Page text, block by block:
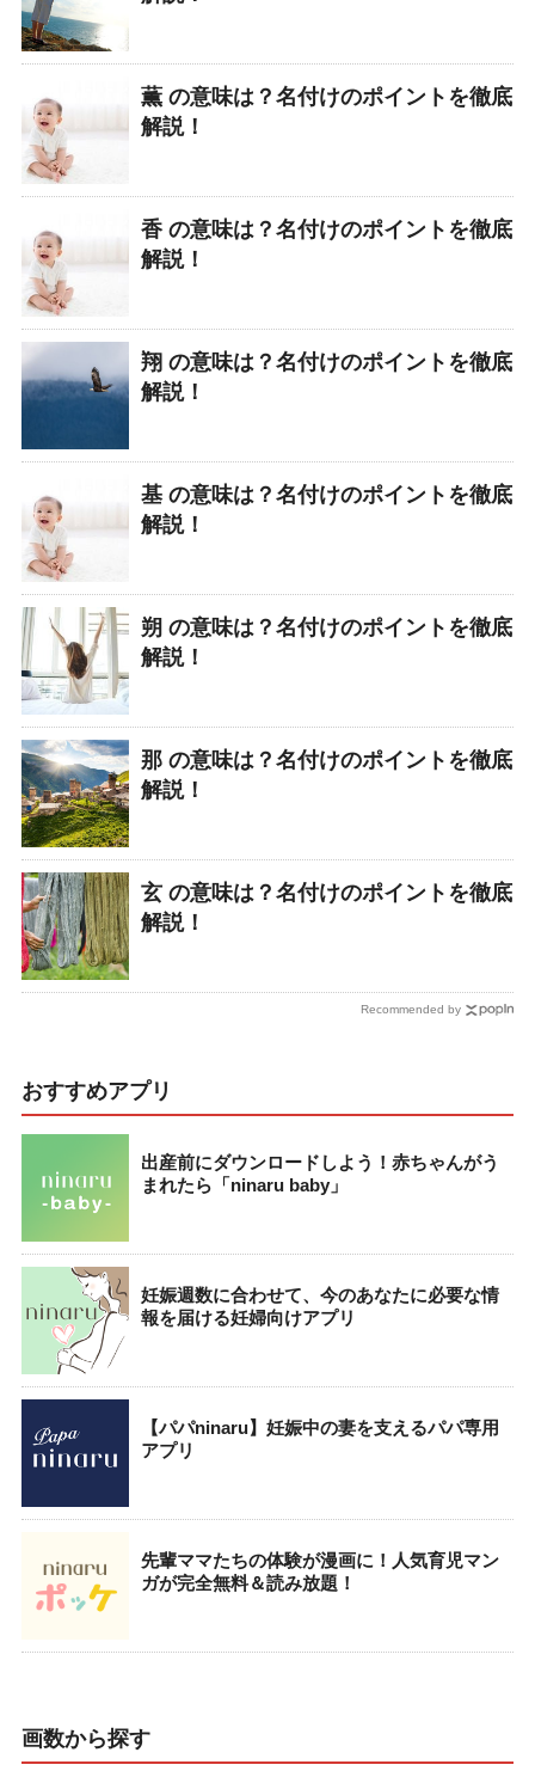
薫 の意味は？名付けのポイントを徹底
解説！
香 の意味は？名付けのポイントを徹底
解説！
翔 の意味は？名付けのポイントを徹底
解説！
基 の意味は？名付けのポイントを徹底
解説！
朔 の意味は？名付けのポイントを徹底
解説！
那 の意味は？名付けのポイントを徹底
解説！
玄 の意味は？名付けのポイントを徹底
解説！
Recommended by
おすすめアプリ
出産前にダウンロードしよう！赤ちゃんがう
まれたら「ninaru baby」
妊娠週数に合わせて、今のあなたに必要な情
報を届ける妊婦向けアプリ
【パパninaru】妊娠中の妻を支えるパパ専用
アプリ
先輩ママたちの体験が漫画に！人気育児マン
ガが完全無料＆読み放題！
画数から探す